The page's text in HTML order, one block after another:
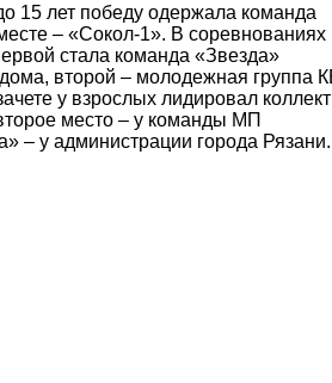
15 лет победу одержала команда
– «Сокол-1». В соревнованиях
стала команда «Звезда»
второй – молодежная группа
у взрослых лидировал
место – у команды МП
– у администрации города Рязани.